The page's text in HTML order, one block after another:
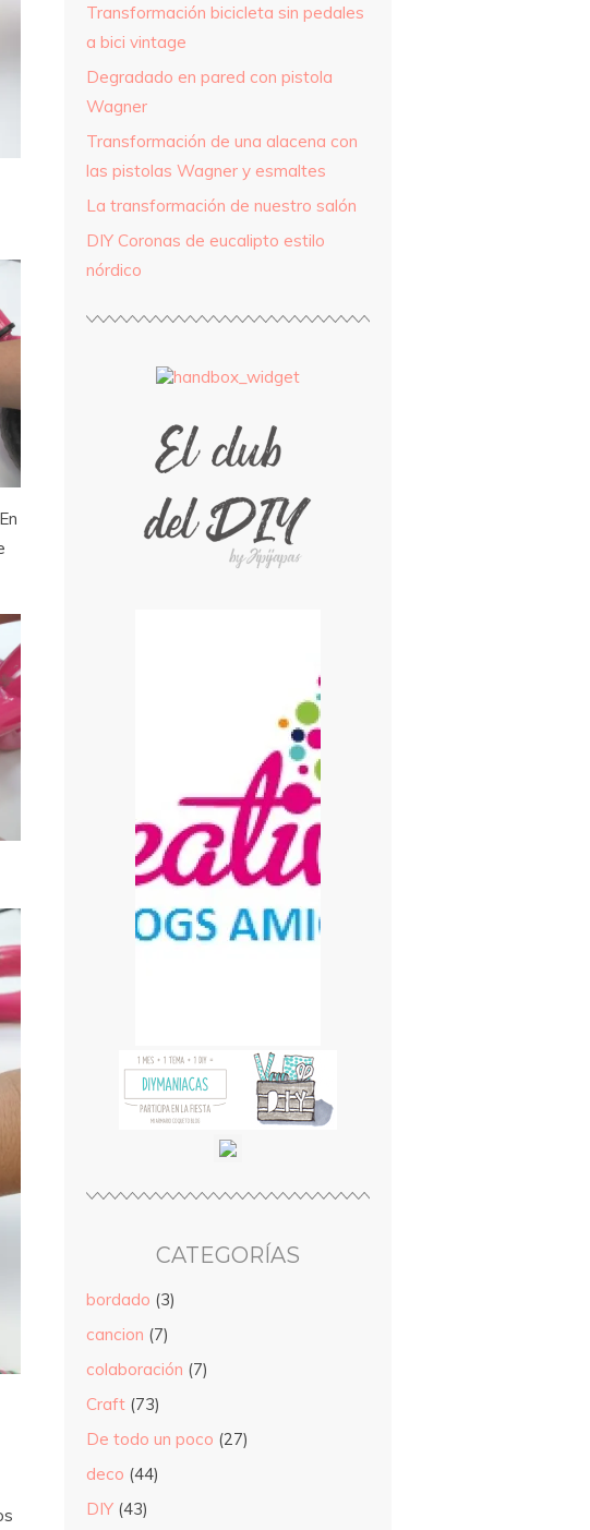
Transformación bicicleta sin pedales
a bici vintage
Degradado en pared con pistola
Wagner
Transformación de una alacena con
las pistolas Wagner y esmaltes
La transformación de nuestro salón
DIY Coronas de eucalipto estilo
nórdico
CATEGORÍAS
bordado (3)
cancion (7)
colaboración (7)
Craft (73)
De todo un poco (27)
deco (44)
DIY (43)